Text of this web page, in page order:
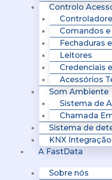
Controlo
Comandos
Fechaduras
Leitores
Credenciais
Acessórios
Som Ambiente
Sistema de
Chamada
Sistema de
KNX
A FastData
Sobre nós